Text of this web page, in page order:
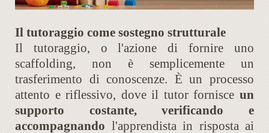
Il tutoraggio come sostegno strutturale
Il tutoraggio, o l'azione di fornire uno
scaffolding, non è semplicemente un
trasferimento di conoscenze. È un processo
attento e riflessivo, dove il tutor fornisce un
supporto costante, verificando e
accompagnando l'apprendista in risposta ai